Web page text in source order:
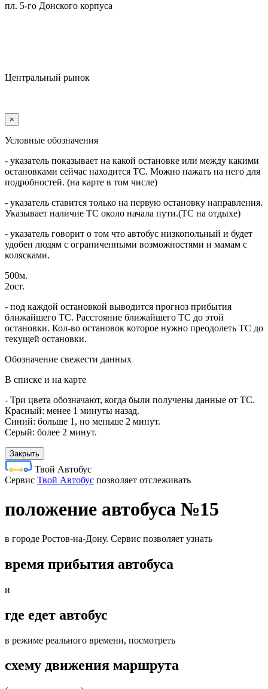
пл. 5-го Донского корпуса
Центральный рынок
×
Условные обозначения
- указатель показывает на какой остановке или между какими
остановками сейчас находится ТС. Можно нажать на него для
подробностей. (на карте в том числе)
- указатель ставится только на первую остановку направления.
Указывает наличие ТС около начала пути.(ТС на отдыхе)
- указатель говорит о том что автобус низкопольный и будет
удобен людям с ограниченными возможностями и мамам с
колясками.
500м.
2ост.
- под каждой остановкой выводится прогноз прибытия
ближайшего ТС. Расстояние ближайшего ТС до этой
остановки. Кол-во остановок которое нужно преодолеть ТС до
текущей остановки.
Обозначение свежести данных
В списке и на карте
- Три цвета обозначают, когда были получены данные от ТС.
Красный: менее 1 минуты назад.
Синий: больше 1, но меньше 2 минут.
Серый: более 2 минут.
Закрыть
Твой Автобус
Cервис Твой Автобус позволяет отслеживать
положение автобуса №15
в городе Ростов-на-Дону. Сервис позволяет узнать
время прибытия автобуса
и
где едет автобус
в режиме реального времени, посмотреть
схему движения маршрута